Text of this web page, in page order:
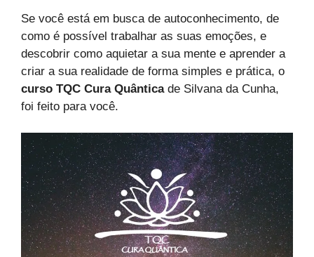
Se você está em busca de autoconhecimento, de
como é possível trabalhar as suas emoções, e
descobrir como aquietar a sua mente e aprender a
criar a sua realidade de forma simples e prática, o
curso TQC Cura Quânticade Silvana da Cunha,
foi feito para você.